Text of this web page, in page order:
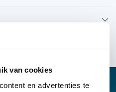
van cookies
en advertenties te